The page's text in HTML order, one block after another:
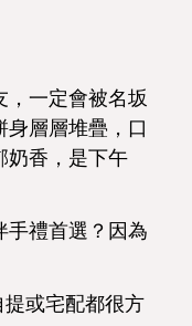
一定會被名坂
層層堆疊，口
奶香，是下午
手禮首選？因為
或宅配都很方